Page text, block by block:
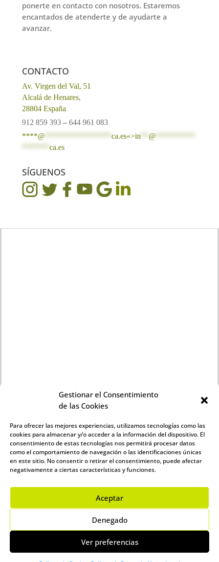
Gestionar el Consentimiento
de las Cookies
Para ofrecer las mejores experiencias, utilizamos tecnologías como las
cookies para almacenar y/o acceder a la información del dispositivo. El
consentimiento de estas tecnologías nos permitirá procesar datos
como el comportamiento de navegación o las identificaciones únicas
en este sitio. No consentir o retirar el consentimiento, puede afectar
negativamente a ciertas características y funciones.
Aceptar
Denegado
Ver preferencias
ponerte en contacto con nosotros. Estaremos
encantados de atenderte y de ayudarte a
avanzar.
CONTACTO
Av. Virgen del Val, 51
Alcalá de Henares,
28804 España
912 859 393– 644 961 083
****@
ca.es«>in @
ca.es
SÍGUENOS
INFORMACIÓN LEGAL
Aviso legal
Política de Privacidad